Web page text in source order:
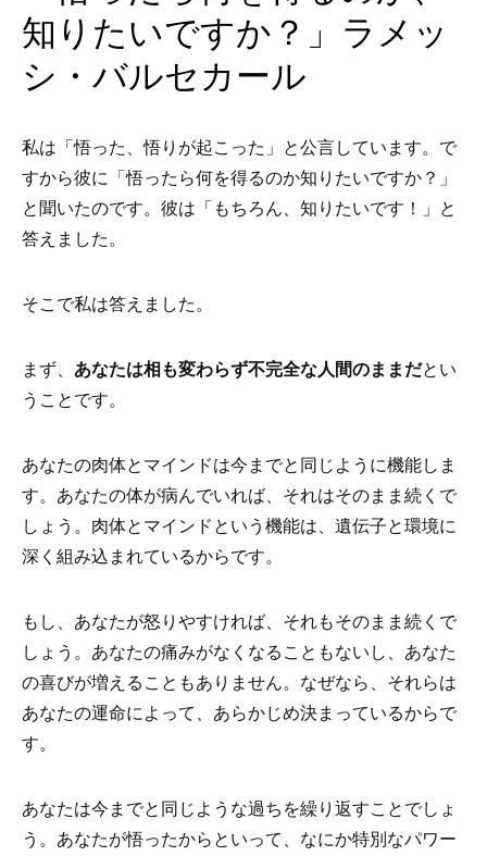
知りたいですか？」ラメッ
シ・バルセカール
私は「悟った、悟りが起こった」と公言しています。で
すから彼に「悟ったら何を得るのか知りたいですか？」
と聞いたのです。彼は「もちろん、知りたいです！」と
答えました。
そこで私は答えました。
まず、 あなたは相も変わらず不完全な人間のままだとい
うことです。
あなたの肉体とマインドは今までと同じように機能しま
す。あなたの体が病んでいれば、それはそのまま続くで
しょう。肉体とマインドという機能は、遺伝子と環境に
深く組み込まれているからです。
もし、あなたが怒りやすければ、それもそのまま続くで
しょう。あなたの痛みがなくなることもないし、あなた
の喜びが増えることもありません。なぜなら、それらは
あなたの運命によって、あらかじめ決まっているからで
す。
あなたは今までと同じような過ちを繰り返すことでしょ
う。あなたが悟ったからといって、なにか特別なパワー